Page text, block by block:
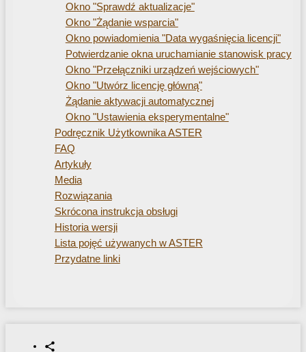
Okno "Sprawdź aktualizacje"
Okno "Żądanie wsparcia"
Okno powiadomienia "Data wygaśnięcia licencji"
Potwierdzanie okna uruchamianie stanowisk pracy
Okno "Przełączniki urządzeń wejściowych"
Okno "Utwórz licencję główną"
Żądanie aktywacji automatycznej
Okno "Ustawienia eksperymentalne"
Podręcznik Użytkownika ASTER
FAQ
Artykuły
Media
Rozwiązania
Skrócona instrukcja obsługi
Historia wersji
Lista pojęć używanych w ASTER
Przydatne linki